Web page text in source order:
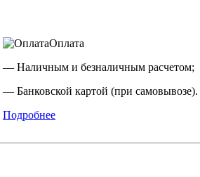
Оплата
— Наличным и безналичным расчетом;
— Банковской картой (при самовывозе).
Подробнее